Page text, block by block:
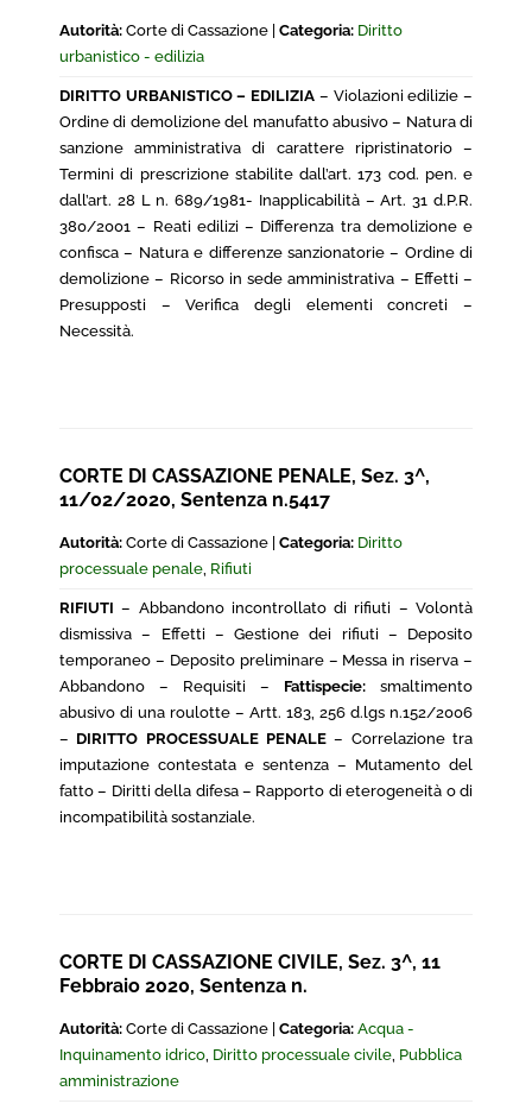
Autorità: Corte di Cassazione | Categoria: Diritto
urbanistico - edilizia
DIRITTO URBANISTICO – EDILIZIA – Violazioni edilizie –
Ordine di demolizione del manufatto abusivo – Natura di
sanzione amministrativa di carattere ripristinatorio –
Termini di prescrizione stabilite dall’art. 173 cod. pen. e
dall’art. 28 L n. 689/1981- Inapplicabilità – Art. 31 d.P.R.
380/2001 – Reati edilizi – Differenza tra demolizione e
confisca – Natura e differenze sanzionatorie – Ordine di
demolizione – Ricorso in sede amministrativa – Effetti –
Presupposti – Verifica degli elementi concreti –
Necessità.
CORTE DI CASSAZIONE PENALE, Sez. 3^,
11/02/2020, Sentenza n.5417
Autorità: Corte di Cassazione | Categoria: Diritto
processuale penale, Rifiuti
RIFIUTI – Abbandono incontrollato di rifiuti – Volontà
dismissiva – Effetti – Gestione dei rifiuti – Deposito
temporaneo – Deposito preliminare – Messa in riserva –
Abbandono – Requisiti – Fattispecie: smaltimento
abusivo di una roulotte – Artt. 183, 256 d.lgs n.152/2006
– DIRITTO PROCESSUALE PENALE – Correlazione tra
imputazione contestata e sentenza – Mutamento del
fatto – Diritti della difesa – Rapporto di eterogeneità o di
incompatibilità sostanziale.
CORTE DI CASSAZIONE CIVILE, Sez. 3^, 11
Febbraio 2020, Sentenza n.
Autorità: Corte di Cassazione | Categoria: Acqua -
Inquinamento idrico, Diritto processuale civile, Pubblica
amministrazione